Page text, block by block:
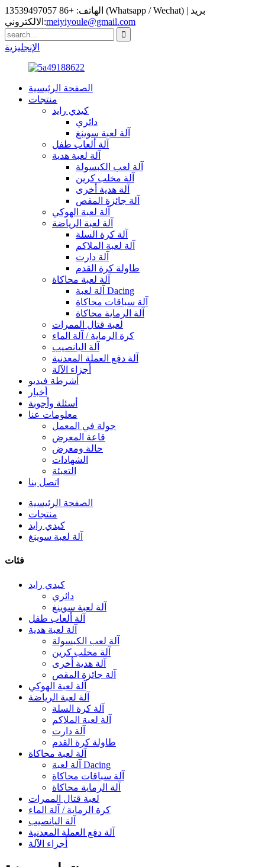
الهاتف: +86 13539497057 (Whatsapp / Wechat) | بريد
الالكتروني:meiyiyoule@gmail.com
الإنجليزية
الصفحة الرئيسية
منتجات
كيدي رايد
دائري
آلة لعبة سوينغ
آلة ألعاب طفل
آلة لعبة هدية
آلة لعب الكبسولة
آلة مخلب كرين
آلة هدية أخرى
آلة جائزة المقص
آلة لعبة الهوكي
آلة لعبة الرياضة
آلة كرة السلة
آلة لعبة الملاكم
آلة دارت
طاولة كرة القدم
آلة لعبة محاكاة
آلة لعبة Dacing
آلة سباقات محاكاة
آلة الرماية محاكاة
لعبة قتال الممرات
كرة الرماية / آلة الماء
آلة اليانصيب
آلة دفع العملة المعدنية
أجزاء الآلة
أشرطة فيديو
أخبار
أسئلة وأجوبة
معلومات عنا
جولة في المعمل
قاعة المعرض
حالة ومعرض
الشهادات
التعبئة
اتصل بنا
الصفحة الرئيسية
منتجات
كيدي رايد
آلة لعبة سوينغ
فئات
كيدي رايد
دائري
آلة لعبة سوينغ
آلة ألعاب طفل
آلة لعبة هدية
آلة لعب الكبسولة
آلة مخلب كرين
آلة هدية أخرى
آلة جائزة المقص
آلة لعبة الهوكي
آلة لعبة الرياضة
آلة كرة السلة
آلة لعبة الملاكم
آلة دارت
طاولة كرة القدم
آلة لعبة محاكاة
آلة لعبة Dacing
آلة سباقات محاكاة
آلة الرماية محاكاة
لعبة قتال الممرات
كرة الرماية / آلة الماء
آلة اليانصيب
آلة دفع العملة المعدنية
أجزاء الآلة